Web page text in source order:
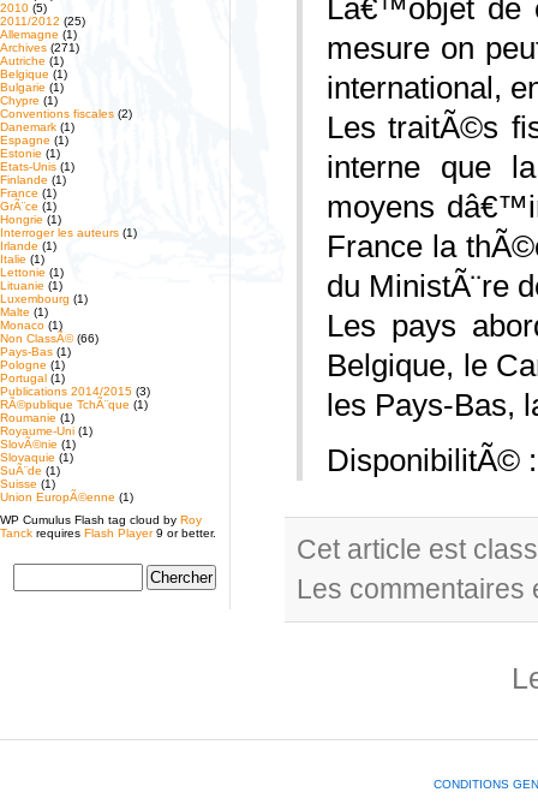
2010 (5)
2011/2012 (25)
Allemagne (1)
Archives (271)
Autriche (1)
Belgique (1)
Bulgarie (1)
Chypre (1)
Conventions fiscales (2)
Danemark (1)
Espagne (1)
Estonie (1)
Etats-Unis (1)
Finlande (1)
France (1)
GrÃ¨ce (1)
Hongrie (1)
Interroger les auteurs (1)
Irlande (1)
Italie (1)
Lettonie (1)
Lituanie (1)
Luxembourg (1)
Malte (1)
Monaco (1)
Non ClassÃ©(66)
Pays-Bas (1)
Pologne (1)
Portugal (1)
Publications 2014/2015 (3)
RÃ©publique TchÃ¨que (1)
Roumanie (1)
Royaume-Uni (1)
SlovÃ©nie (1)
Slovaquie (1)
SuÃ¨de (1)
Suisse (1)
Union EuropÃ©enne (1)
WP Cumulus Flash tag cloud by Roy
Tanck requires Flash Player9 or better.
Lâ€™objet de
mesure on
international,
Les traitÃ©s
interne que
moyens
France la
du MinistÃ¨re
Les pays
Belgique, le
les Pays-Bas,
DisponibilitÃ©
Cet article est
Les commentaires
CONDITIONS